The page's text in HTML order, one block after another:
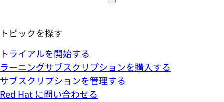
トピックを探す
トライアルを開始する
ラーニングサブスクリプションを購入する
サブスクリプションを管理する
Red Hat に問い合わせる